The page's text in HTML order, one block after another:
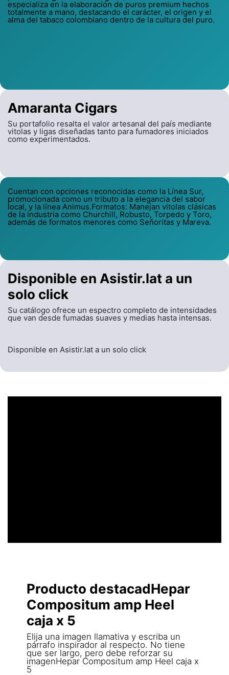
Amaranta Cigars
Su portafolio resalta el valor artesanal del país mediante
vitolas y ligas diseñadas tanto para fumadores iniciados
como experimentados.
especializa en la elaboración de puros premium hechos
totalmente a mano, destacando el carácter, el origen y el
alma del tabaco colombiano dentro de la cultura del puro.
Cuentan con opciones reconocidas como la Línea Sur,
promocionada como un tributo a la elegancia del sabor
local, y la línea Animus.Formatos: Manejan vitolas clásicas
de la industria como Churchill, Robusto, Torpedo y Toro,
además de formatos menores como Señoritas y Mareva.
Disponible en Asistir.lat a un
solo click
Su catálogo ofrece un espectro completo de intensidades
que van desde fumadas suaves y medias hasta intensas.
Disponible en Asistir.lat a un solo click
Producto destacadHepar
Compositum amp Heel
caja x 5
Elija una imagen llamativa y escriba un
párrafo inspirador al respecto. No tiene
que ser largo, pero debe reforzar su
imagenHepar Compositum amp Heel caja x
5